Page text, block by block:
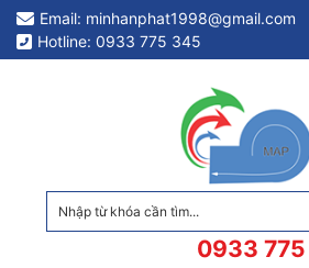
Email: minhanphat1998@gmail.com
Hotline: 0933 775 345
0933 775